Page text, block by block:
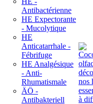
Antibactérienne
HE Expectorante
- Mucolytique
HE
Anticatarrhale -
Fébrifuge
HE Analgésique
- Anti-
Rhumatismale
ÄÖ -
Antibakteriell